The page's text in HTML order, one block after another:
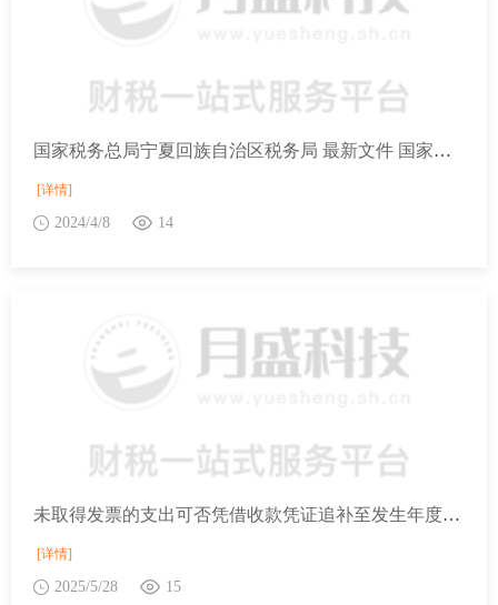
国家税务总局宁夏回族自治区税务局 最新文件 国家税务总局关于开展2024年“便民办税春风行动”的意见
[详情]
2024/4/8 14
未取得发票的支出可否凭借收款凭证追补至发生年度在企业所得税税前扣除？
[详情]
2025/5/28 15